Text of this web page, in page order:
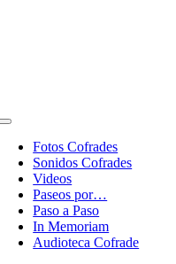
Toggle
NavigationFotos Cofrades
Sonidos Cofrades
Videos
Paseos por…
Paso a Paso
In Memoriam
Audioteca Cofrade